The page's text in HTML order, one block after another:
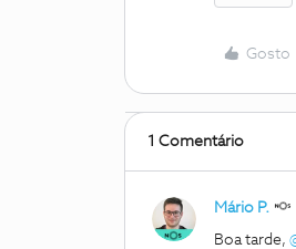
Gosto
1 Comentário
Mário P.
Boa tarde, ​